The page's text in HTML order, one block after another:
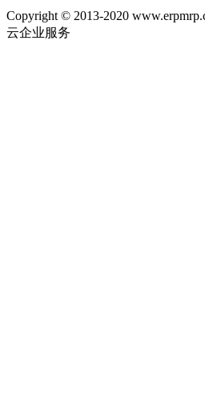
Copyright © 2013-2020
云企业服务